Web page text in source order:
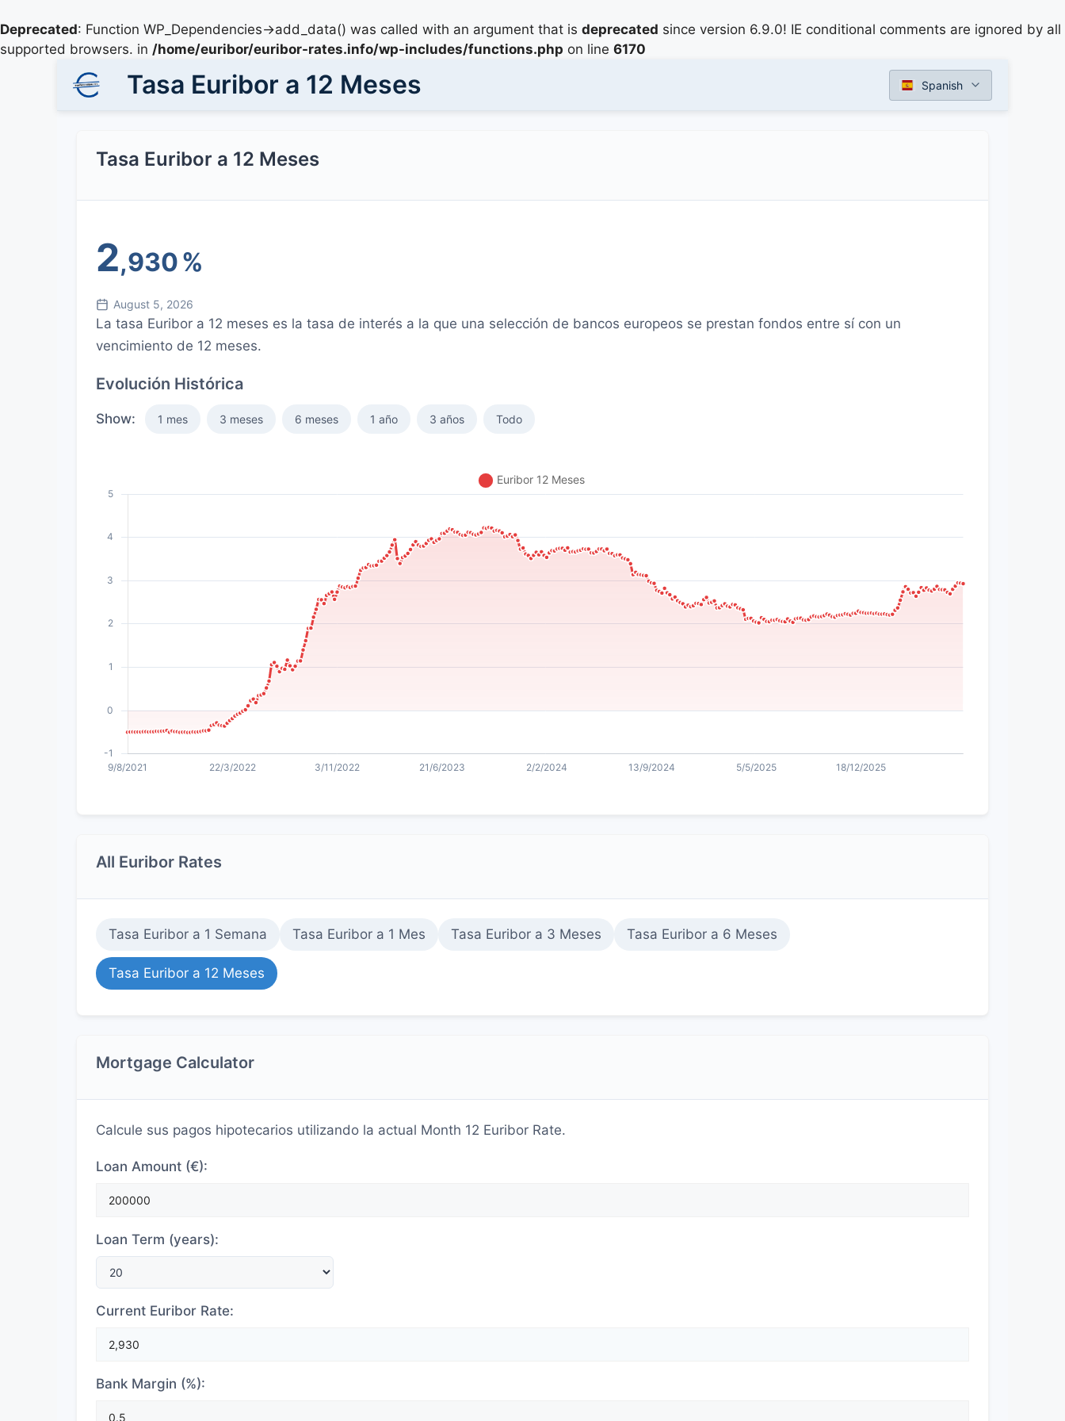
Deprecated: Function WP_Dependencies->add_data() was called with an argument that is deprecated since version 6.9.0! IE conditional comments are ignored by all
supported browsers. in /home/euribor/euribor-rates.info/wp-includes/functions.php on line 6170
Tasa Euribor a 12 Meses Spanish
Tasa Euribor a 12 Meses
2,930%
August 5, 2026
La tasa Euribor a 12 meses es la tasa de interés a la que una selección de bancos europeos se prestan fondos entre sí con un
vencimiento de 12 meses.
Evolución Histórica
Show: 1 mes 3 meses 6 meses 1 año 3 años Todo
All Euribor Rates
Tasa Euribor a 1 Semana Tasa Euribor a 1 Mes Tasa Euribor a 3 Meses Tasa Euribor a 6 Meses
Tasa Euribor a 12 Meses
Mortgage Calculator
Calcule sus pagos hipotecarios utilizando la actual Month 12 Euribor Rate.
Loan Amount (€):
Loan Term (years):
Current Euribor Rate:
Bank Margin (%):